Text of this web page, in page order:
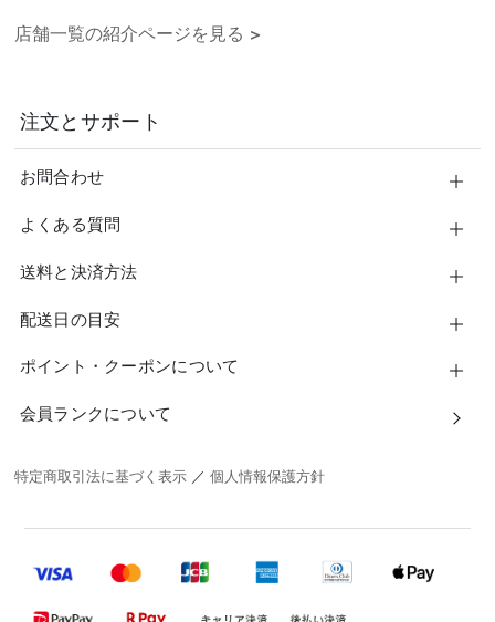
店舗一覧の紹介ページを見る >
注文とサポート
お問合わせ
よくある質問
送料と決済方法
配送日の目安
ポイント・クーポンについて
会員ランクについて
特定商取引法に基づく表示 ／個人情報保護方針